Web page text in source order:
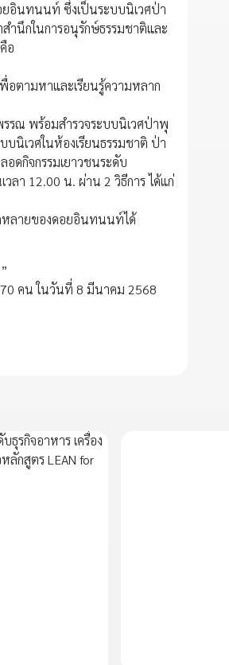
ยอินทนนท์ ซึ่งเป็นระบบนิเวศป่า
นึกในการอนุรักษ์ธรรมชาติและ
อ
ตามหาและเรียนรู้ความหลาก
รณ พร้อมสำรวจระบบนิเวศป่าพุ
นิเวศในห้องเรียนธรรมชาติ ป่า
ดกิจกรรมเยาวชนระดับ
ลา 12.00 น. ผ่าน 2 วิธีการ ได้แก่
หลายของดอยอินทนนท์ได้
70 คน ในวันที่ 8 มีนาคม 2568